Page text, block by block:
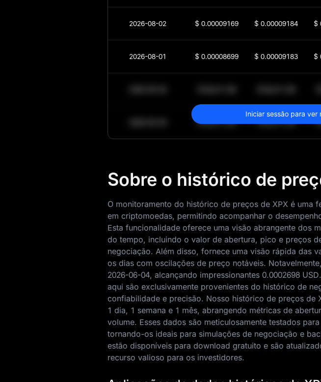
2026-08-02 $ 0.00009169 $ 0.00009184 $
2026-08-01 $ 0.00008699 $ 0.00009183 $
$64,011.99 $64,011.99
Iniciar sessão para ver
Sobre o histórico de
O monitoramento do histórico de preços de XPX é uma
em criptomoedas, permitindo acompanhar o
Esta funcionalidade oferece uma visão abrangente dos
do tempo, incluindo o valor de abertura, pico e preços
negociação. Além disso, fornece uma visão rápida das
os dias com oscilações de preço notáveis.
2026-06-04, alcançando impressionantes 0.0002698 USD
aqui são exclusivamente provenientes do histórico de
confiabilidade e precisão. Nosso histórico de preços de
1 dia, 1 semana e 1 mês, abrangendo métricas de
volume. Esses dados são meticulosamente testados
tornando-os ideais para simulações de negociação e
estão disponíveis para download gratuito e são
recurso valioso para os investidores.